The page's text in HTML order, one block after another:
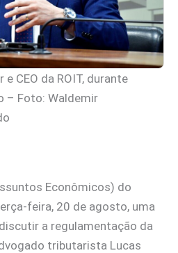
CEO da ROIT, durante
– Foto: Waldemir
Econômicos) do
feira, 20 de agosto, uma
a regulamentação da
tributarista Lucas